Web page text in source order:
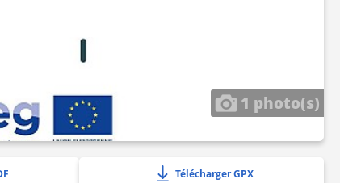
1 photo(s)
Télécharger GPX